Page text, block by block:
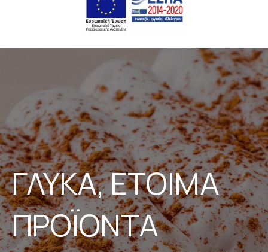
ΓΛΥΚΑ, ΕΤΟΙΜΑ
ΠΡΟΪΟΝΤΑ